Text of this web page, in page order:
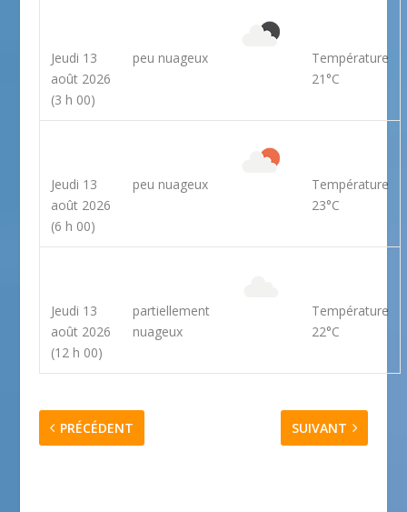
Jeudi 13
août 2026
(3 h 00)
peu nuageux
Température
21°C
Jeudi 13
août 2026
(6 h 00)
peu nuageux
Température
23°C
Jeudi 13
août 2026
(12 h 00)
partiellement
nuageux
Température
22°C
PRÉCÉDENT SUIVANT